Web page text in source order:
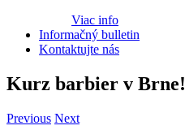
Viac info
Informačný bulletin
Kontaktujte nás
Kurz barbier v Brne!
Previous Next